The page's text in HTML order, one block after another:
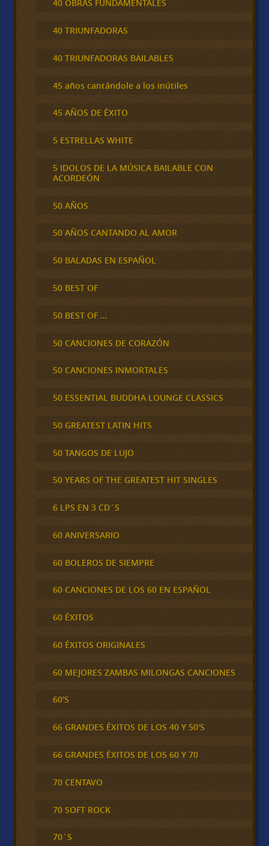
40 OBRAS FUNDAMENTALES
40 TRIUNFADORAS
40 TRIUNFADORAS BAILABLES
45 años cantándole a los inútiles
45 AÑOS DE ÉXITO
5 ESTRELLAS WHITE
5 IDOLOS DE LA MÚSICA BAILABLE CON
ACORDEÓN
50 AÑOS
50 AÑOS CANTANDO AL AMOR
50 BALADAS EN ESPAÑOL
50 BEST OF
50 BEST OF …
50 CANCIONES DE CORAZÓN
50 CANCIONES INMORTALES
50 ESSENTIAL BUDDHA LOUNGE CLASSICS
50 GREATEST LATIN HITS
50 TANGOS DE LUJO
50 YEARS OF THE GREATEST HIT SINGLES
6 LPS EN 3 CD´S
60 ANIVERSARIO
60 BOLEROS DE SIEMPRE
60 CANCIONES DE LOS 60 EN ESPAÑOL
60 ÉXITOS
60 ÉXITOS ORIGINALES
60 MEJORES ZAMBAS MILONGAS CANCIONES
60'S
66 GRANDES ÉXITOS DE LOS 40 Y 50'S
66 GRANDES ÉXITOS DE LOS 60 Y 70
70 CENTAVO
70 SOFT ROCK
70´S